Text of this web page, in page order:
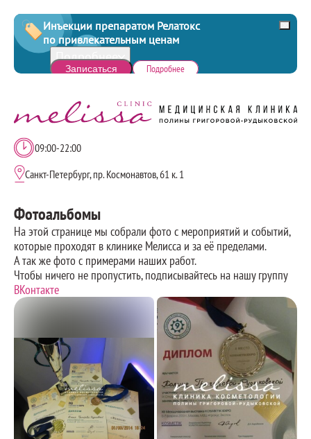
Важное
уведомление
Инъекции препаратом Релатокс
по привлекательным ценам
Подробнее
1 единица — 350 ₽
Фулфейс (Full Face) 100 единиц по 250 ₽
Записаться Подробнее
Часы
работы:
09:00-22:00
МыСанкт-Петербург, пр. Космонавтов, 61 к. 1
Фотоальбомы
На этой странице мы собрали фото с мероприятий и событий,
которые проходят в клинике Мелисса и за её пределами.
А так же фото с примерами наших работ.
Чтобы ничего не пропустить, подписывайтесь на нашу группу
ВКонтакте